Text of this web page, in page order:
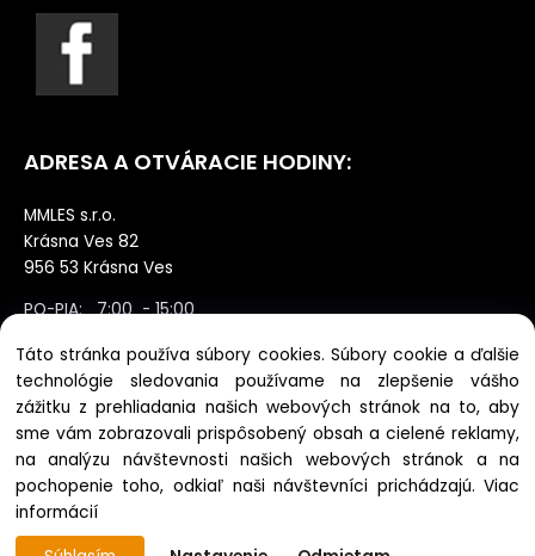
ADRESA A OTVÁRACIE HODINY:
MMLES s.r.o.
Krásna Ves 82
956 53 Krásna Ves
PO-PIA: 7:00 - 15:00
zatvorené
Copyright © 2022 mmles.com, Všetky práva vyhradené
Táto stránka používa súbory cookies. Súbory cookie a ďalšie
technológie sledovania používame na zlepšenie vášho
zážitku z prehliadania našich webových stránok na to, aby
sme vám zobrazovali prispôsobený obsah a cielené reklamy,
na analýzu návštevnosti našich webových stránok a na
pochopenie toho, odkiaľ naši návštevníci prichádzajú.Viac
informácií